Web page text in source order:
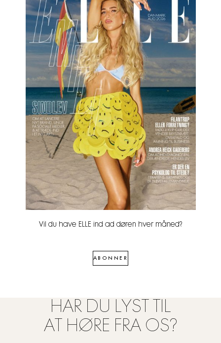
Vil du have ELLE ind ad døren hver måned?
ABONNER
HAR DU LYST TIL
AT HØRE FRA OS?